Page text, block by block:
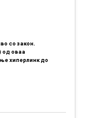
со закон.
од оваа
хиперлинк до